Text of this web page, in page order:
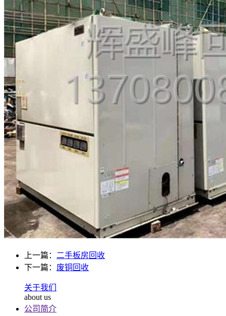
上一篇： 二手板房回收
下一篇： 废铜回收
关于我们
about us
公司简介